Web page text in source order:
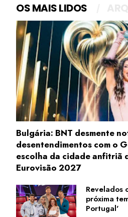
OS MAIS LIDOS
Bulgária: BNT desmente
desentendimentos com o
escolha da cidade anfitriã
Eurovisão 2027
Revelados
próxima
Portugal'